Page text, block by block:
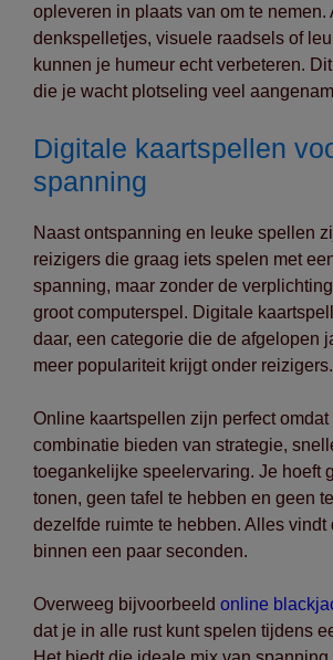
opleveren in plaats van om te nemen.
denkspelletjes, visuele raadsels of
kunnen je humeur echt verbeteren.
die je wacht plotseling veel
Digitale kaartspellen
spanning
Naast ontspanning en leuke spellen
reizigers die graag iets spelen met
spanning, maar zonder de
groot computerspel. Digitale
daar, een categorie die de afgelopen
meer populariteit krijgt onder reizigers.
Online kaartspellen zijn perfect omdat
combinatie bieden van strategie,
toegankelijke speelervaring. Je hoeft
tonen, geen tafel te hebben en geen
dezelfde ruimte te hebben. Alles vindt
binnen een paar seconden.
Overweeg bijvoorbeeld online
dat je in alle rust kunt spelen tijdens